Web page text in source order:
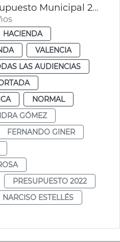
Pleno debate Presupuesto Municipal 2022
HACIENDA
VALENCIA
LAS AUDIENCIAS
NORMAL
GÓMEZ
FERNANDO GINER
PRESUPUESTO 2022
NARCISO ESTELLÉS